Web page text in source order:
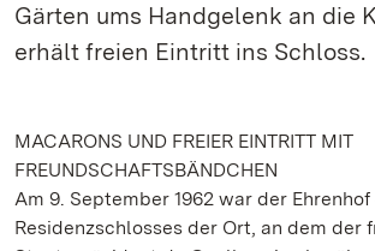
Gärten ums Handgelenk an die
erhält freien Eintritt ins Schloss.
MACARONS UND FREIER EINTRITT MIT
FREUNDSCHAFTSBÄNDCHEN
Am 9. September 1962 war der Ehrenhof
Residenzschlosses der Ort, an dem der